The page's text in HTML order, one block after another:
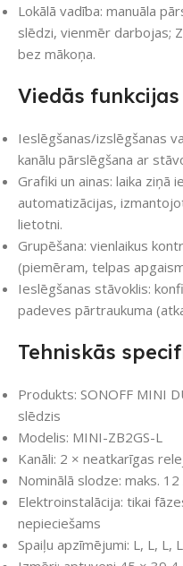
Lokālā vadība: manuāla
slēdzi, vienmēr darbojas;
bez mākoņa.
Viedās funkcijas
Ieslēgšanas/izslēgšanas
kanālu pārslēgšana ar
Grafiki un ainas: laika ziņā
automatizācijas,
lietotni.
Grupēšana: vienlaikus
(piemēram, telpas
Ieslēgšanas stāvoklis:
padeves pārtraukuma
Tehniskās
Produkts: SONOFF MINI
slēdzis
Modelis: MINI-ZB2GS-L
Kanāli: 2 × neatkarīgas
Nominālā slodze: maks.
Elektroinstalācija: tikai
nepieciešams
Spaiļu apzīmējumi: L, L, L,